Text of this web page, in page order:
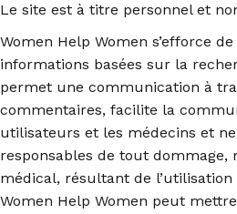
Le site est à titre personnel et
Women Help Women s’efforce
informations basées sur la
permet une communication à
commentaires, facilite la
utilisateurs et les médecins et
responsables de tout dommage,
médical, résultant de l’utilisation
Women Help Women peut